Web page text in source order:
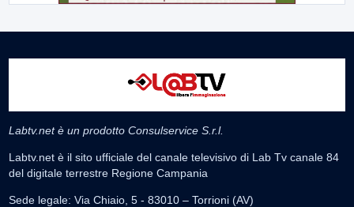
Labtv.net è un prodotto Consulservice S.r.l.
Labtv.net è il sito ufficiale del canale televisivo di Lab Tv canale 84
del digitale terrestre Regione Campania
Sede legale: Via Chiaio, 5 - 83010 – Torrioni (AV)